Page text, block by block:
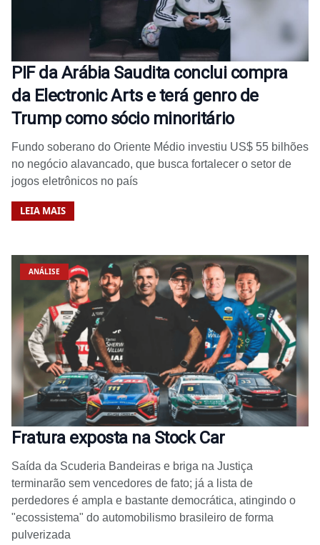
PIF da Arábia Saudita conclui compra
da Electronic Arts e terá genro de
Trump como sócio minoritário
Fundo soberano do Oriente Médio investiu US$ 55 bilhões
no negócio alavancado, que busca fortalecer o setor de
jogos eletrônicos no país
LEIA MAIS
ANÁLISE
Fratura exposta na Stock Car
Saída da Scuderia Bandeiras e briga na Justiça
terminarão sem vencedores de fato; já a lista de
perdedores é ampla e bastante democrática, atingindo o
"ecossistema" do automobilismo brasileiro de forma
pulverizada